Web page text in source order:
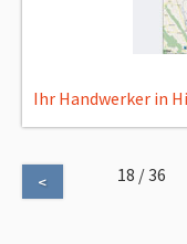
Ihr Handwerker in
< 18 / 36